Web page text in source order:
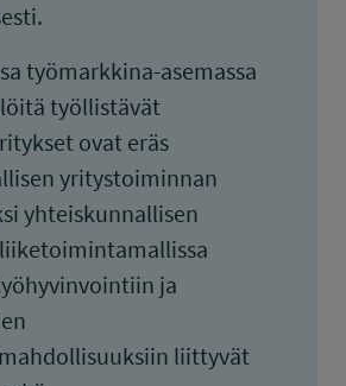
työmarkkina-asemassa
työllistävät
ovat eräs
yritystoiminnan
yhteiskunnallisen
ja
liittyvät